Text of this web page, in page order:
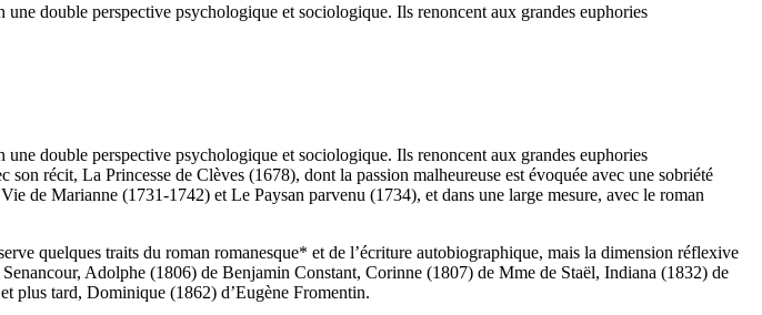
double perspective psychologique et sociologique. Ils renoncent aux grandes euphories
double perspective psychologique et sociologique. Ils renoncent aux grandes euphories
récit, La Princesse de Clèves (1678), dont la passion malheureuse est évoquée avec une sobriété
de Marianne (1731-1742) et Le Paysan parvenu (1734), et dans une large mesure, avec le roman
quelques traits du roman romanesque* et de l’écriture autobiographique, mais la dimension réflexive
Adolphe (1806) de Benjamin Constant, Corinne (1807) de Mme de Staël, Indiana (1832) de
plus tard, Dominique (1862) d’Eugène Fromentin.